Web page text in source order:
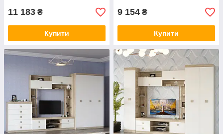
11 183 ₴
Купити
9 154 ₴
Купити